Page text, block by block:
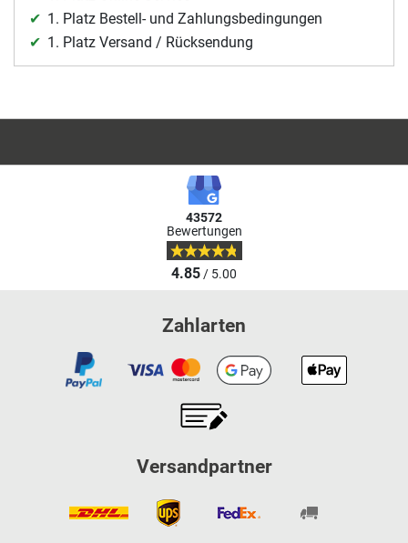
1. Platz Bestell- und Zahlungsbedingungen
1. Platz Versand / Rücksendung
43572
Bewertungen
4.85/ 5.00
Zahlarten
Versandpartner